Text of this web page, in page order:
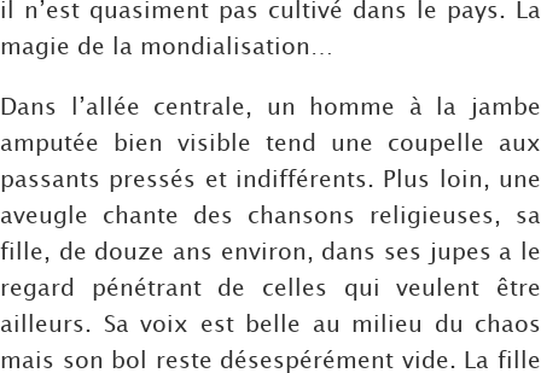
il n’est quasiment pas cultivé dans le pays. La
magie de la mondialisation…
Dans l’allée centrale, un homme à la jambe
amputée bien visible tend une coupelle aux
passants pressés et indifférents. Plus loin, une
aveugle chante des chansons religieuses, sa
fille, de douze ans environ, dans ses jupes a le
regard pénétrant de celles qui veulent être
ailleurs. Sa voix est belle au milieu du chaos
mais son bol reste désespérément vide. La fille